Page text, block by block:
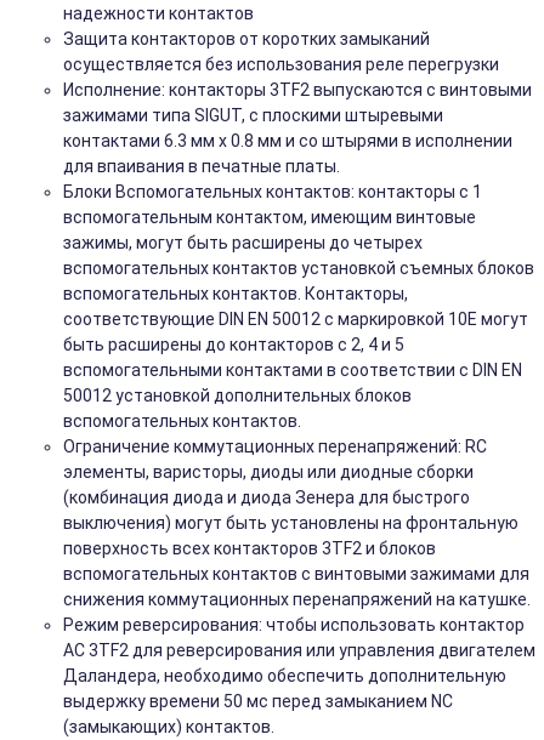
надежности контактов
Защита контакторов от коротких замыканий
осуществляется без использования реле перегрузки
Исполнение: контакторы 3TF2 выпускаются с винтовыми
зажимами типа SIGUT, с плоскими штыревыми
контактами 6.3 мм x 0.8 мм и со штырями в исполнении
для впаивания в печатные платы.
Блоки Вспомогательных контактов: контакторы с 1
вспомогательным контактом, имеющим винтовые
зажимы, могут быть расширены до четырех
вспомогательных контактов установкой съемных блоков
вспомогательных контактов. Контакторы,
соответствующие DIN EN 50012 с маркировкой 10E могут
быть расширены до контакторов с 2, 4 и 5
вспомогательными контактами в соответствии с DIN EN
50012 установкой дополнительных блоков
вспомогательных контактов.
Ограничение коммутационных перенапряжений: RC
элементы, варисторы, диоды или диодные сборки
(комбинация диода и диода Зенера для быстрого
выключения) могут быть установлены на фронтальную
поверхность всех контакторов 3TF2 и блоков
вспомогательных контактов с винтовыми зажимами для
снижения коммутационных перенапряжений на катушке.
Режим реверсирования: чтобы использовать контактор
АС 3TF2 для реверсирования или управления двигателем
Даландера, необходимо обеспечить дополнительную
выдержку времени 50 мс перед замыканием NC
(замыкающих) контактов.